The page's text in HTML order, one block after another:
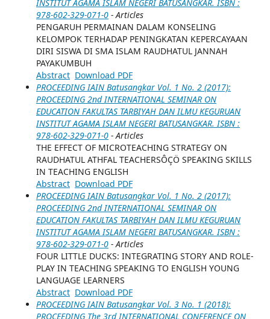
INSTITUT AGAMA ISLAM NEGERI BATUSANGKAR. ISBN :
978-602-329-071-0 - Articles
PENGARUH PERMAINAN DALAM KONSELING
KELOMPOK TERHADAP PENINGKATAN KEPERCAYAAN
DIRI SISWA DI SMA ISLAM RAUDHATUL JANNAH
PAYAKUMBUH
Abstract Download PDF
PROCEEDING IAIN Batusangkar Vol. 1 No. 2 (2017):
PROCEEDING 2nd INTERNATIONAL SEMINAR ON
EDUCATION FAKULTAS TARBIYAH DAN ILMU KEGURUAN
INSTITUT AGAMA ISLAM NEGERI BATUSANGKAR. ISBN :
978-602-329-071-0 - Articles
THE EFFECT OF MICROTEACHING STRATEGY ON
RAUDHATUL ATHFAL TEACHERSÔÇÖ SPEAKING SKILLS
IN TEACHING ENGLISH
Abstract Download PDF
PROCEEDING IAIN Batusangkar Vol. 1 No. 2 (2017):
PROCEEDING 2nd INTERNATIONAL SEMINAR ON
EDUCATION FAKULTAS TARBIYAH DAN ILMU KEGURUAN
INSTITUT AGAMA ISLAM NEGERI BATUSANGKAR. ISBN :
978-602-329-071-0 - Articles
FOUR LITTLE DUCKS: INTEGRATING STORY AND ROLE-
PLAY IN TEACHING SPEAKING TO ENGLISH YOUNG
LANGUAGE LEARNERS
Abstract Download PDF
PROCEEDING IAIN Batusangkar Vol. 3 No. 1 (2018):
PROCEEDING The 3rd INTERNATIONAL CONFERENCE ON